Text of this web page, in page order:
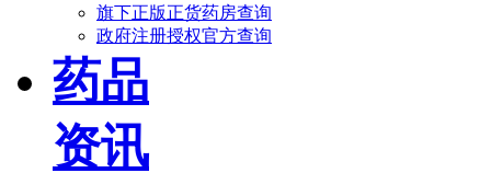
旗下正版正货药房查询
政府注册授权官方查询
药品
资讯